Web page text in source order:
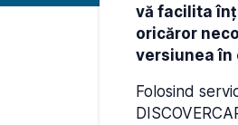
vă facilita
oricăror
versiunea în
Folosind